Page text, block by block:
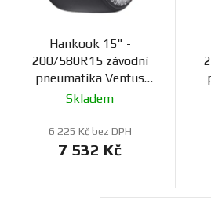
Hankook 15" -
200/580R15 závodní
pneumatika Ventus
F200
Skladem
6 225 Kč bez DPH
7 532 Kč